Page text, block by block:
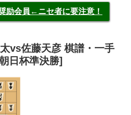
励会員←ニセ者に要注意！
vs佐藤天彦 棋譜・一手
日杯準決勝]